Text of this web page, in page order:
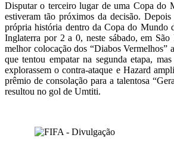
Disputar o terceiro lugar de uma Copa do
estiveram tão próximos da decisão.
própria história dentro da Copa do Mundo
Inglaterra por 2 a 0, neste sábado, em
melhor colocação dos “Diabos Vermelhos”
que tentou empatar na segunda etapa,
explorassem o contra-ataque e Hazard
prêmio de consolação para a talentosa
resultou no gol de Umtiti.